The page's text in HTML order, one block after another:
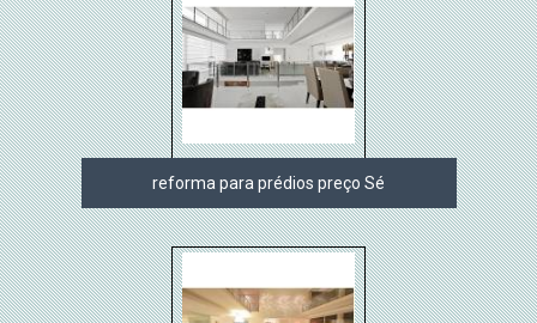
reforma para prédios preço Sé